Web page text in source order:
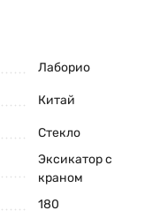
Лаборио
Китай
Стекло
Эксикатор с
краном
180